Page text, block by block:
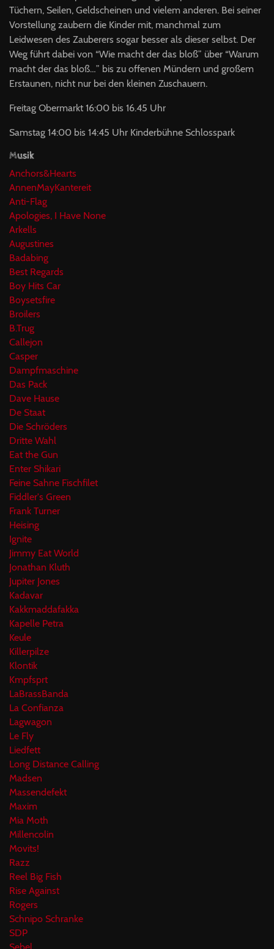
Tüchern, Seilen, Geldscheinen und vielem anderen. Bei seiner
Vorstellung zaubern die Kinder mit, manchmal zum
Leidwesen des Zauberers sogar besser als dieser selbst. Der
Weg führt dabei von “Wie macht der das bloß” über “Warum
macht der das bloß…” bis zu offenen Mündern und großem
Erstaunen, nicht nur bei den kleinen Zuschauern.
Freitag Obermarkt 16:00 bis 16.45 Uhr
Samstag 14:00 bis 14:45 Uhr Kinderbühne Schlosspark
Musik
Anchors&Hearts
AnnenMayKantereit
Anti-Flag
Apologies, I Have None
Arkells
Augustines
Badabing
Best Regards
Boy Hits Car
Boysetsfire
Broilers
B.Trug
Callejon
Casper
Dampfmaschine
Das Pack
Dave Hause
De Staat
Die Schröders
Dritte Wahl
Eat the Gun
Enter Shikari
Feine Sahne Fischfilet
Fiddler's Green
Frank Turner
Heising
Ignite
Jimmy Eat World
Jonathan Kluth
Jupiter Jones
Kadavar
Kakkmaddafakka
Kapelle Petra
Keule
Killerpilze
Klontik
Kmpfsprt
LaBrassBanda
La Confianza
Lagwagon
Le Fly
Liedfett
Long Distance Calling
Madsen
Massendefekt
Maxim
Mia Moth
Millencolin
Movits!
Razz
Reel Big Fish
Rise Against
Rogers
Schnipo Schranke
SDP